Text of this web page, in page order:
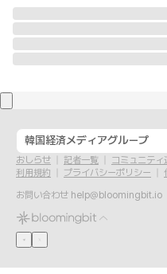
韓国経済メディアグループ
おしらせ 記者一覧
コミュニティ
利用規約
プライバシーポリシー
お問い合わせ help@bloomingbit.io